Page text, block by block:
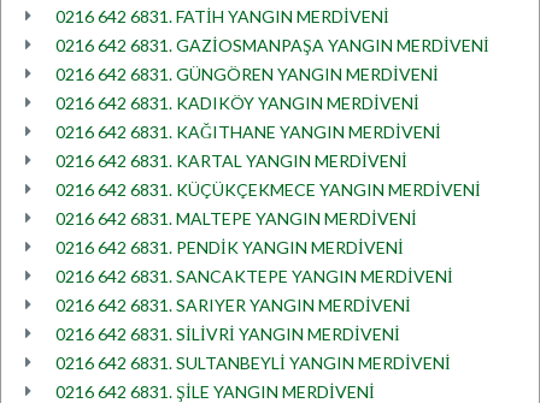
0216 642 6831. FATİH YANGIN MERDİVENİ
0216 642 6831. GAZİOSMANPAŞA YANGIN MERDİVENİ
0216 642 6831. GÜNGÖREN YANGIN MERDİVENİ
0216 642 6831. KADIKÖY YANGIN MERDİVENİ
0216 642 6831. KAĞITHANE YANGIN MERDİVENİ
0216 642 6831. KARTAL YANGIN MERDİVENİ
0216 642 6831. KÜÇÜKÇEKMECE YANGIN MERDİVENİ
0216 642 6831. MALTEPE YANGIN MERDİVENİ
0216 642 6831. PENDİK YANGIN MERDİVENİ
0216 642 6831. SANCAKTEPE YANGIN MERDİVENİ
0216 642 6831. SARIYER YANGIN MERDİVENİ
0216 642 6831. SİLİVRİ YANGIN MERDİVENİ
0216 642 6831. SULTANBEYLİ YANGIN MERDİVENİ
0216 642 6831. ŞİLE YANGIN MERDİVENİ